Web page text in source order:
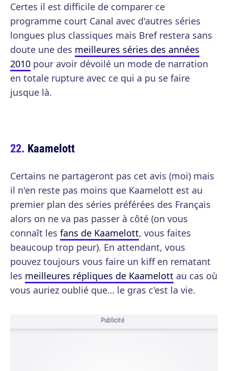
Certes il est difficile de comparer ce
programme court Canal avec d'autres séries
longues plus classiques mais Bref restera sans
doute une des meilleures séries des années
2010 pour avoir dévoilé un mode de narration
en totale rupture avec ce qui a pu se faire
jusque là.
Kaamelott
Certains ne partageront pas cet avis (moi) mais
il n'en reste pas moins que Kaamelott est au
premier plan des séries préférées des Français
alors on ne va pas passer à côté (on vous
connaît les fans de Kaamelott, vous faites
beaucoup trop peur). En attendant, vous
pouvez toujours vous faire un kiff en rematant
les meilleures répliques de Kaamelott au cas où
vous auriez oublié que… le gras c'est la vie.
Publicité